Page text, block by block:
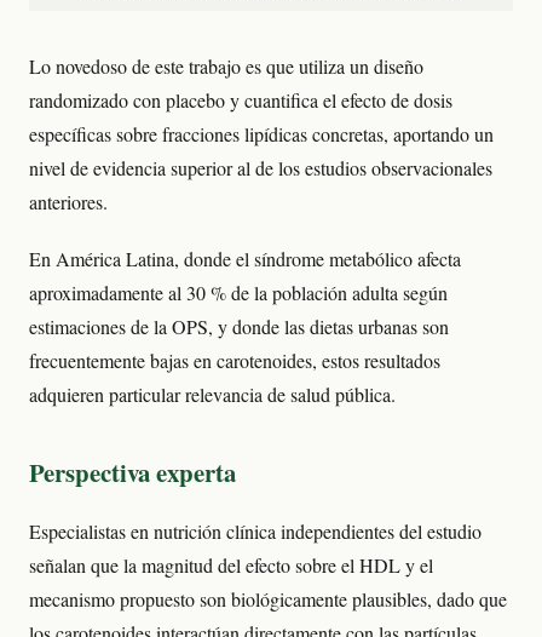
Lo novedoso de este trabajo es que utiliza un diseño
randomizado con placebo y cuantifica el efecto de dosis
específicas sobre fracciones lipídicas concretas, aportando un
nivel de evidencia superior al de los estudios observacionales
anteriores.
En América Latina, donde el síndrome metabólico afecta
aproximadamente al 30 % de la población adulta según
estimaciones de la OPS, y donde las dietas urbanas son
frecuentemente bajas en carotenoides, estos resultados
adquieren particular relevancia de salud pública.
Perspectiva experta
Especialistas en nutrición clínica independientes del estudio
señalan que la magnitud del efecto sobre el HDL y el
mecanismo propuesto son biológicamente plausibles, dado que